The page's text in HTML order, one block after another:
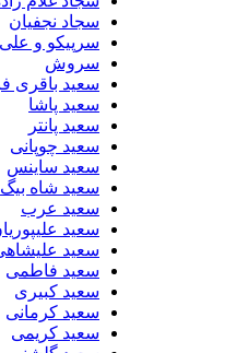
سجاد نجفیان
سرپیکو و علی سان
سروش
سعید باقری فرد
سعید پاشا
سعید پانتر
سعید چوپانی
سعید ساینس
سعید شاه بیگ
سعید عرب
سعید علیپوریان
سعید علیشاهی و بتسابه
سعید فاطمی
سعید کبیری
سعید کرمانی
سعید کریمی